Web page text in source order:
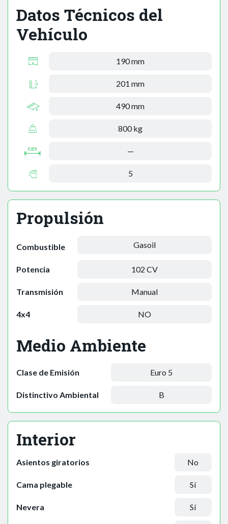
Datos Técnicos del
Vehículo
190 mm
201 mm
490 mm
800 kg
—
5
Propulsión
Combustible Gasoil
Potencia 102 CV
Transmisión Manual
4x4 NO
Medio Ambiente
Clase de Emisión Euro 5
Distinctivo Ambiental B
Interior
Asientos giratorios No
Cama plegable Sí
Nevera Sí